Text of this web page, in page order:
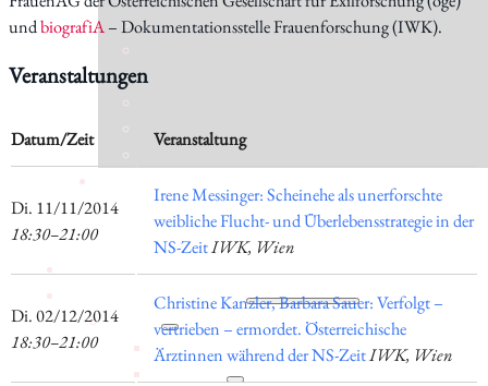
Aktuelles
Forschung
Institut
Statuten
undbiografiA– Dokumentationsstelle Frauenforschung (IWK).
Veranstaltungen
Datum/Zeit Veranstaltung
​Di. 11/11/2014
18:30–21:00
Irene Messinger: Scheinehe als unerforschte
weibliche Flucht- und Überlebensstrategie in der
NS-ZeitIWK, Wien
​Di. 02/12/2014
18:30–21:00
Christine Kanzler, Barbara Sauer: Verfolgt –
vertrieben – ermordet. Österreichische
Ärztinnen während der NS-ZeitIWK, Wien